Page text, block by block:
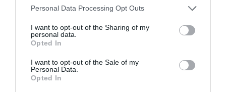
Please note that this website/app uses one or more Google
not limited to your visit or usage behaviour. You may click to
grant or deny consent to Google and its third-party tags to
use your data for below specified purposes in below Google
consent section.
Personal Data Processing Opt Outs
I want to opt-out of the Sharing of my
personal data.
Opted In
I want to opt-out of the Sale of my
Personal Data.
Opted In
során azonban beleszeret az amerikai ügynökbe
Cary Grant), aki épp őt irányítja – ez a szerelem
pedig nemcsak veszélyessé, de fájdalmasan
és magával ragadóan formálja meg a törékeny,
mégis rendíthetetlen főhősnőt.